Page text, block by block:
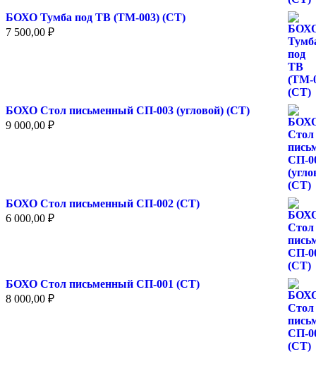
БОХО Тумба под ТВ (ТМ-003) (СТ)
7 500,00 ₽
БОХО Стол письменный СП-003 (угловой) (СТ)
9 000,00 ₽
БОХО Стол письменный СП-002 (СТ)
6 000,00 ₽
БОХО Стол письменный СП-001 (СТ)
8 000,00 ₽